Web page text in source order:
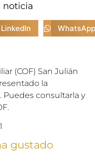
noticia
LinkedIn WhatsApp
(COF) San Julián
la
Puedes consultarla y
gustado